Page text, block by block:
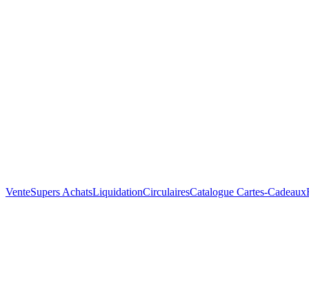
VenteSupers AchatsLiquidationCirculairesCatalogue Cartes-Cadeaux